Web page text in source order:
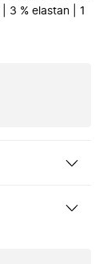
3 % elastan | 1